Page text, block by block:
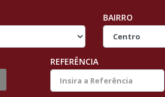
BAIRRO
REFERÊNCIA